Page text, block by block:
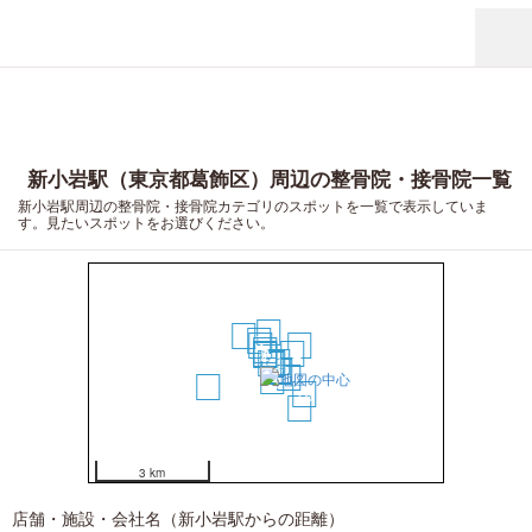
新小岩駅（東京都葛飾区）周辺の整骨院・接骨院一覧
新小岩駅周辺の整骨院・接骨院カテゴリのスポットを一覧で表示していま
す。見たいスポットをお選びください。
1
2
3
45
6
7
8
9
10
11
12
13
14
15
16
17
18
19
3 km
店舗・施設・会社名（新小岩駅からの距離）